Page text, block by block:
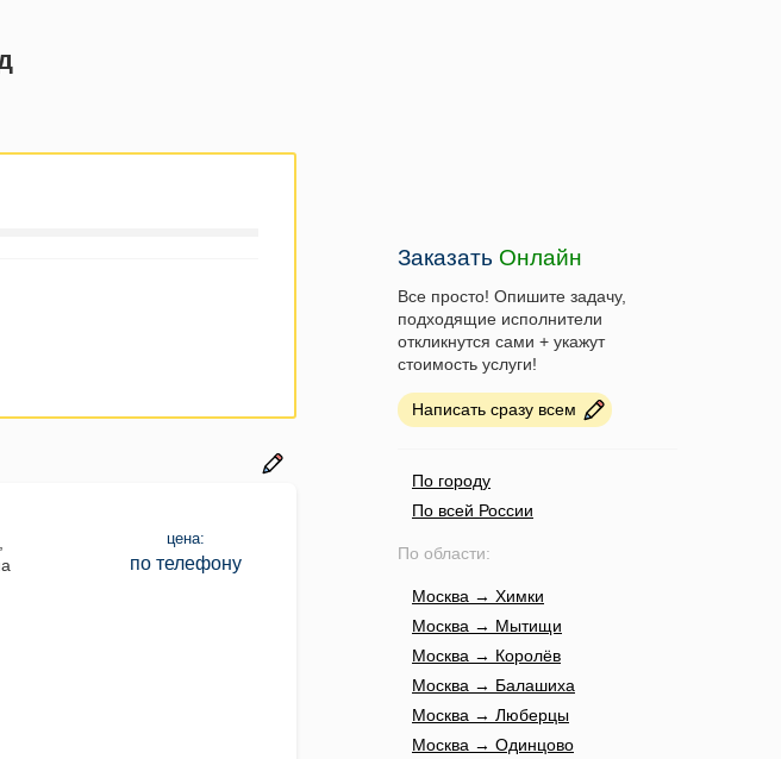
цена:
по телефону
Заказать Онлайн
Все просто! Опишите задачу,
подходящие исполнители
откликнутся сами + укажут
стоимость услуги!
Написать сразу всем
По городу
По всей России
По области:
Москва → Химки
Москва → Мытищи
Москва → Королёв
Москва → Балашиха
Москва → Люберцы
Москва → Одинцово